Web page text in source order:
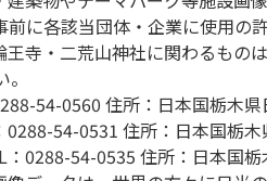
に各該当団体・企業に使用の
寺・二荒山神社に関わるもの
54-0560 住所：日本国栃木
0288-54-0531 住所：日本国栃
：0288-54-0535 住所：日本国